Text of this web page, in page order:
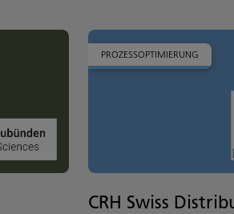
PROZESSOPTIMIERUNG
CRH Swiss